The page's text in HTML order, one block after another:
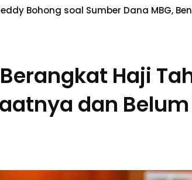
Bohong soal Sumber Dana MBG,
Haji
dan Belum